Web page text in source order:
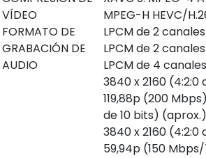
VÍDEO
MPEG-H HEVC/
FORMATO DE
GRABACIÓN DE
AUDIO
LPCM de 2
LPCM de 2
LPCM de 4
3840 x 2160
119,88p (200
de 10 bits)
3840 x 2160
59,94p (150